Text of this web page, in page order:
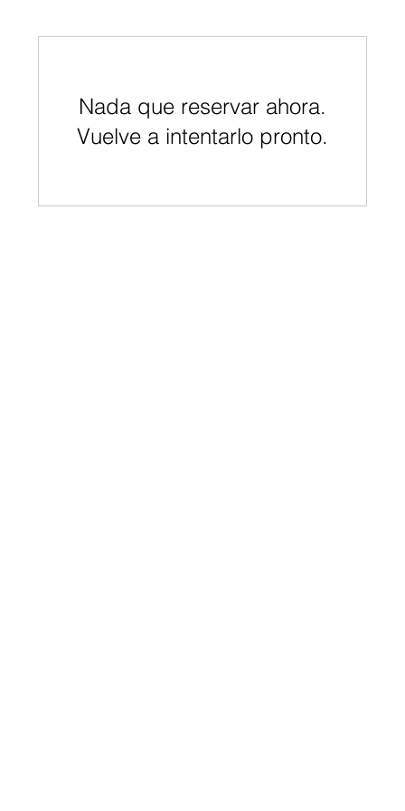
Nada que reservar ahora.
Vuelve a intentarlo pronto.